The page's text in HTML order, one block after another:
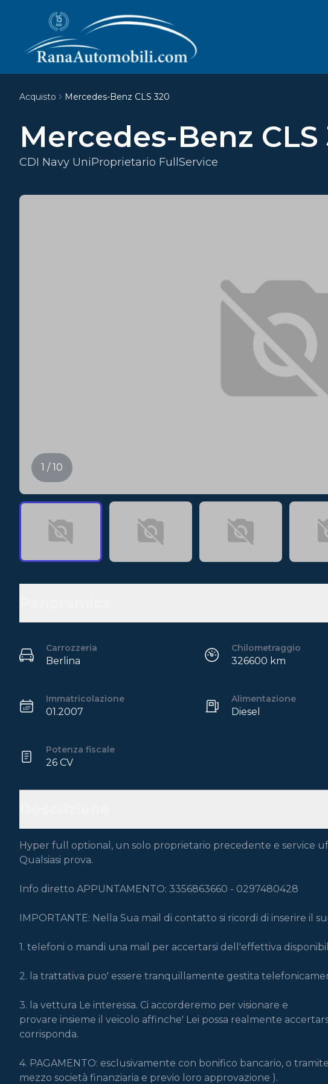
Acquisto Mercedes-Benz CLS 320
Mercedes-Benz CLS
CDI Navy UniProprietario FullService
1 / 10
Carrozzeria
Berlina
Chilometraggio
326600 km
Immatricolazione
01.2007
Alimentazione
Diesel
Potenza fiscale
26 CV
Hyper full optional, un solo proprietario precedente e service
Qualsiasi prova.
Info diretto APPUNTAMENTO: 3356863660 - 0297480428
IMPORTANTE: Nella Sua mail di contatto si ricordi di inserire il
1. telefoni o mandi una mail per accertarsi dell'effettiva
2. la trattativa puo' essere tranquillamente gestita
3. la vettura Le interessa. Ci accorderemo per visionare e
provare insieme il veicolo affinche' Lei possa realmente
corrisponda.
4. PAGAMENTO: esclusivamente con bonifico bancario, o
mezzo società finanziaria e previo loro approvazione ).